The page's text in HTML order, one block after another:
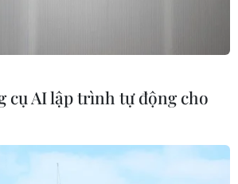
cụ AI lập trình tự động cho